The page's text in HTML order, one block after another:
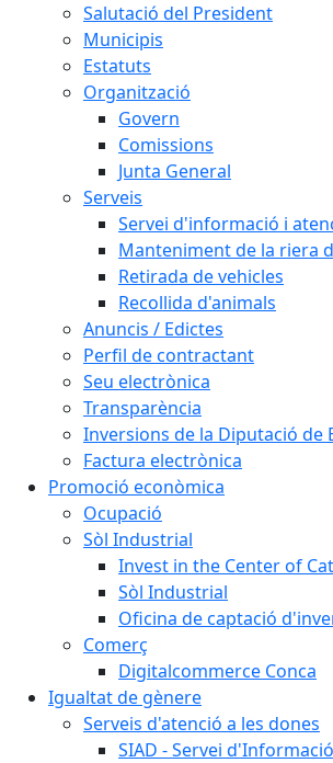
Salutació del President
Municipis
Estatuts
Organització
Govern
Comissions
Junta General
Serveis
Servei d'informació i
Manteniment de la riera
Retirada de vehicles
Recollida d'animals
Anuncis / Edictes
Perfil de contractant
Seu electrònica
Transparència
Inversions de la Diputació de
Factura electrònica
Promoció econòmica
Ocupació
Sòl Industrial
Invest in the Center of
Sòl Industrial
Oficina de captació
Comerç
Digitalcommerce Conca
Igualtat de gènere
Serveis d'atenció a les dones
SIAD - Servei